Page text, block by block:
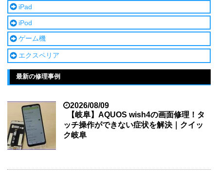
iPad
iPod
ゲーム機
エクスペリア
最新の修理事例
2026/08/09
【岐阜】AQUOS wish4の画面修理！タ
ッチ操作ができない症状を解決｜クイッ
ク岐阜